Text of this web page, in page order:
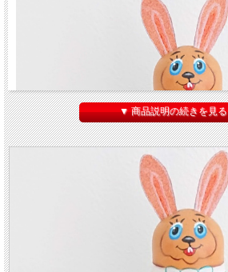
ニキーチン工房作 アニメ「Ну, погоди!（ヌ―、パ
ミ・カバ・ネコマトリョーシカ 3+1ピースです。
「Ну, погоди!（ヌ―、パガヂー！）」は1969年から
▼ 商品説明の続きを見